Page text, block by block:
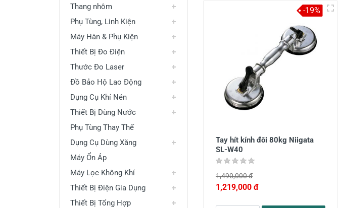
Thang nhôm
Phụ Tùng, Linh Kiện
Máy Hàn & Phụ Kiện
Thiết Bị Đo Điện
Thước Đo Laser
Đồ Bảo Hộ Lao Động
Dụng Cụ Khí Nén
Thiết Bị Dùng Nước
Phụ Tùng Thay Thế
Dụng Cụ Dùng Xăng
Máy Ổn Áp
Máy Lọc Không Khí
Thiết Bị Điện Gia Dụng
Thiết Bị Tổng Hợp
Tay hít kính đôi 80kg Niigata
SL-W40
1,490,000 đ
1,219,000 đ
-19%